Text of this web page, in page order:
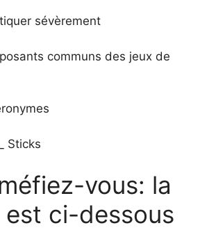
sévèrement
communs des jeux de
Sticks
vous: la
est ci-dessous